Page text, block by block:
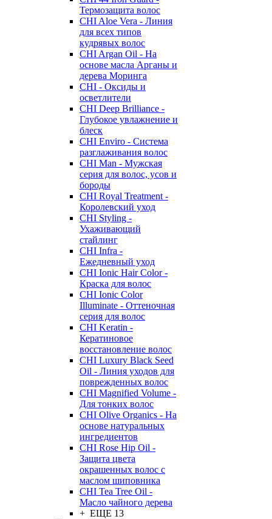
Термозащита волос
CHI Aloe Vera - Линия
для всех типов
кудрявых волос
CHI Argan Oil - На
основе масла Арганы и
дерева Моринга
CHI - Оксиды и
осветлители
CHI Deep Brilliance -
Глубокое увлажнение и
блеск
CHI Enviro - Система
разглаживания волос
CHI Man - Мужская
серия для волос, усов и
бороды
CHI Royal Treatment -
Королевский уход
CHI Styling -
Ухаживающий
стайлинг
CHI Infra -
Ежедневный уход
CHI Ionic Hair Color -
Краска для волос
CHI Ionic Color
Illuminate - Оттеночная
серия для волос
CHI Keratin -
Кератиновое
восстановление волос
CHI Luxury Black Seed
Oil - Линия уходов для
поврежденных волос
CHI Magnified Volume -
Для тонких волос
CHI Olive Organics - На
основе натуральных
ингредиентов
CHI Rose Hip Oil -
Защита цвета
окрашенных волос с
маслом шиповника
CHI Tea Tree Oil -
Масло чайного дерева
+ ЕЩЕ 13